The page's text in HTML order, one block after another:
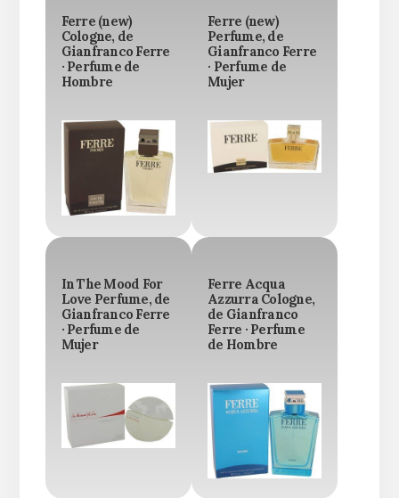
Ferre (new)
Cologne, de
Gianfranco Ferre
· Perfume de
Hombre
Ferre (new)
Perfume, de
Gianfranco Ferre
· Perfume de
Mujer
In The Mood For
Love Perfume, de
Gianfranco Ferre
· Perfume de
Mujer
Ferre Acqua
Azzurra Cologne,
de Gianfranco
Ferre · Perfume
de Hombre